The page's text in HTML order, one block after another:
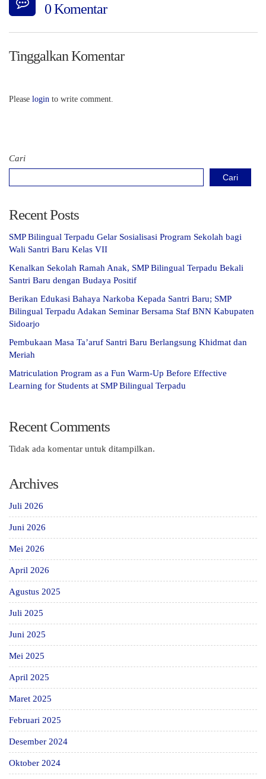
0 Komentar
Tinggalkan Komentar
Please login to write comment.
Cari
Cari
Recent Posts
SMP Bilingual Terpadu Gelar Sosialisasi Program Sekolah bagi
Wali Santri Baru Kelas VII
Kenalkan Sekolah Ramah Anak, SMP Bilingual Terpadu Bekali
Santri Baru dengan Budaya Positif
Berikan Edukasi Bahaya Narkoba Kepada Santri Baru; SMP
Bilingual Terpadu Adakan Seminar Bersama Staf BNN Kabupaten
Sidoarjo
Pembukaan Masa Ta’aruf Santri Baru Berlangsung Khidmat dan
Meriah
Matriculation Program as a Fun Warm-Up Before Effective
Learning for Students at SMP Bilingual Terpadu
Recent Comments
Tidak ada komentar untuk ditampilkan.
Archives
Juli 2026
Juni 2026
Mei 2026
April 2026
Agustus 2025
Juli 2025
Juni 2025
Mei 2025
April 2025
Maret 2025
Februari 2025
Desember 2024
Oktober 2024